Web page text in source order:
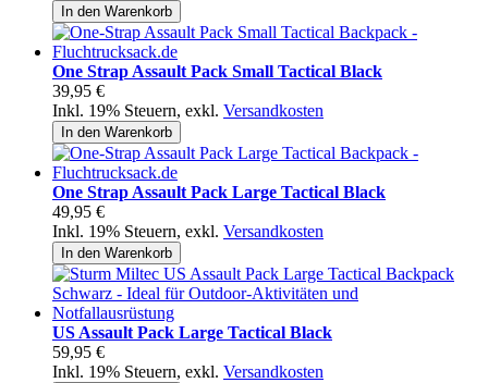
In den Warenkorb
One Strap Assault Pack Small Tactical Black
39,95 €
Inkl. 19% Steuern, exkl. Versandkosten
In den Warenkorb
One Strap Assault Pack Large Tactical Black
49,95 €
Inkl. 19% Steuern, exkl. Versandkosten
In den Warenkorb
US Assault Pack Large Tactical Black
59,95 €
Inkl. 19% Steuern, exkl. Versandkosten